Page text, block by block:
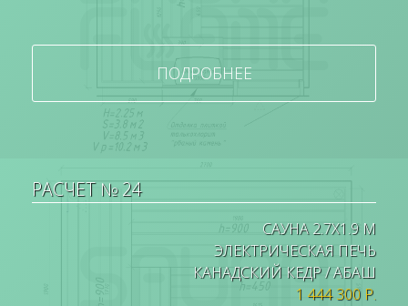
ПОДРОБНЕЕ
РАСЧЕТ № 24
САУНА 2.7Х1.9 М
ЭЛЕКТРИЧЕСКАЯ ПЕЧЬ
КАНАДСКИЙ КЕДР / АБАШ
1 444 300 Р.